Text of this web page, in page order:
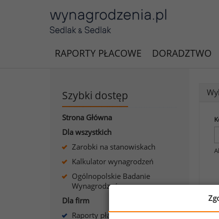
RAPORTY PŁACOWE DORADZTWO
Szybki dostęp
Strona Główna
Dla wszystkich
Zarobki na stanowiskach
Kalkulator wynagrodzeń
Ogólnopolskie Badanie
Wynagrodzeń
Dla firm
Raporty płacowe dla firm